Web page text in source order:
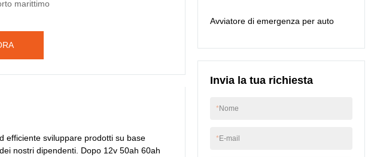
marittimo
efficiente sviluppare prodotti su base
nostri dipendenti. Dopo 12v 50ah 60ah
particolarmente utile.
Avviatore di emergenza per auto
Invia la tua richiesta
*Nome
*E-mail